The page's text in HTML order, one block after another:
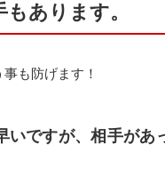
あります。
も防げます！
いですが、相手があ